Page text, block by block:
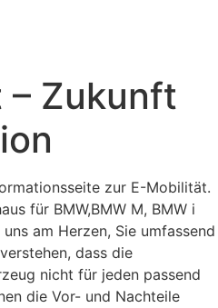
Zukunft
zur E-Mobilität.
für BMW,BMW M, BMW i
am Herzen, Sie umfassend
dass die
nicht für jeden passend
die Vor- und Nachteile